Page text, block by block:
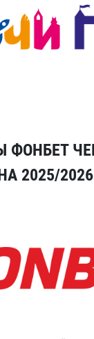
ФОНБЕТ
2025/2026